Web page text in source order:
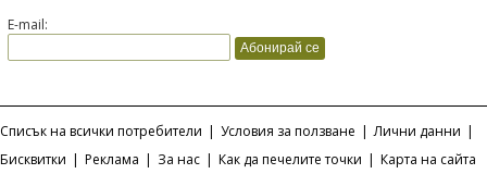
E-mail:
Списък на всички потребители | Условия за ползване | Лични данни |
Бисквитки | Реклама | За нас | Как да печелите точки | Карта на сайта